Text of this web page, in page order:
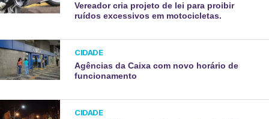
Vereador cria projeto de lei para proibir
ruídos excessivos em motocicletas.
CIDADE
Agências da Caixa com novo horário de
funcionamento
CIDADE